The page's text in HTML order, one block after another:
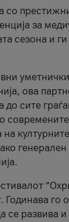
со
за
сезона и ги
ова
до сите
Годинава го
се развива